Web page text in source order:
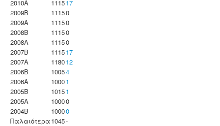
2010A
111517
2009B
11150
2009A
11150
2008B
11150
2008A
11150
2007B
111517
2007A
118012
2006B
10054
2006A
10001
2005B
10151
2005A
10000
2004B
10000
Παλαιότερα 1045-